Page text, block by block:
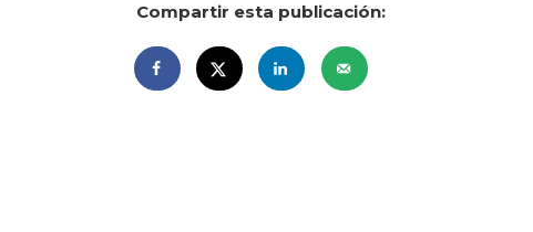
Compartir esta publicación: